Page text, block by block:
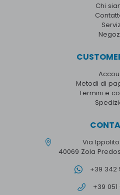
Chi
Metodi di
Termini e
Via
40069 Zola
+39 342
+39 051